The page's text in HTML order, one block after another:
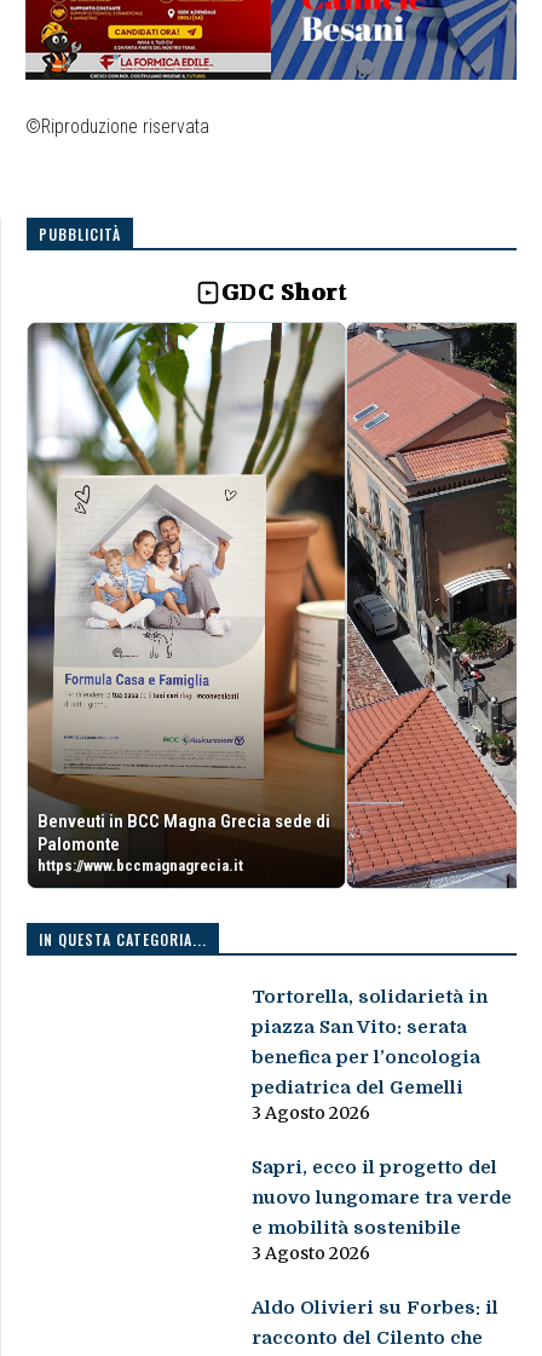
©Riproduzione riservata
PUBBLICITÀ
GDC Short
Benveuti in BCC Magna Grecia sede di
Palomonte
https://www.bccmagnagrecia.it
IN QUESTA CATEGORIA...
Tortorella, solidarietà in
piazza San Vito: serata
benefica per l’oncologia
pediatrica del Gemelli
3 Agosto 2026
Sapri, ecco il progetto del
nuovo lungomare tra verde
e mobilità sostenibile
3 Agosto 2026
Aldo Olivieri su Forbes: il
racconto del Cilento che